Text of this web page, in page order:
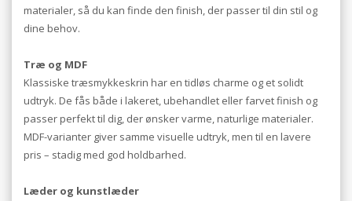
materialer, så du kan finde den finish, der passer til din stil og
dine behov.
Træ og MDF
Klassiske træsmykkeskrin har en tidløs charme og et solidt
udtryk. De fås både i lakeret, ubehandlet eller farvet finish og
passer perfekt til dig, der ønsker varme, naturlige materialer.
MDF-varianter giver samme visuelle udtryk, men til en lavere
pris – stadig med god holdbarhed.
Læder og kunstlæder